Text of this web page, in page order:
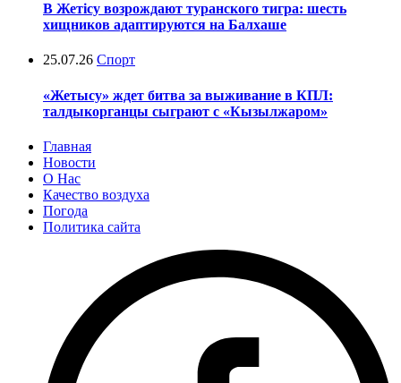
В Жетісу возрождают туранского тигра: шесть
хищников адаптируются на Балхаше
25.07.26 Спорт
«Жетысу» ждет битва за выживание в КПЛ:
талдыкорганцы сыграют с «Кызылжаром»
Главная
Новости
О Нас
Качество воздуха
Погода
Политика сайта